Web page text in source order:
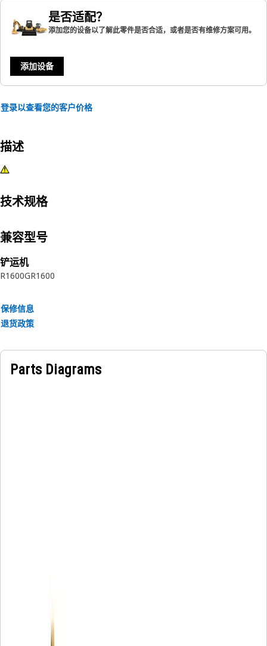
是否适配？
添加您的设备以了解此零件是否合适，或者是否有维修方案可用。
添加设备
登录以查看您的客户价格
描述
技术规格
兼容型号
铲运机
R1600GR1600
保修信息
退货政策
Parts Diagrams